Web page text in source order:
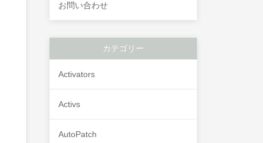
お問い合わせ
カテゴリー
Activators
Activs
AutoPatch